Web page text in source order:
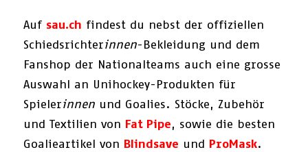
Auf sau.ch findest du nebst der offiziellen
Schiedsrichterinnen-Bekleidung und dem
Fanshop der Nationalteams auch eine grosse
Auswahl an Unihockey-Produkten für
Spielerinnenund Goalies. Stöcke, Zubehör
und Textilien von Fat Pipe, sowie die besten
Goalieartikel von Blindsave und ProMask.